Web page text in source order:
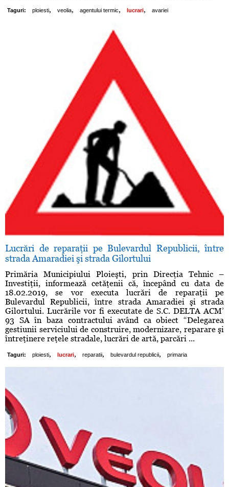
Taguri: ploiesti, veolia, agentului termic, lucrari, avariei
Lucrări de reparaţii pe Bulevardul Republicii, între
strada Amaradiei şi strada Gilortului
Primăria Municipiului Ploieşti, prin Direcţia Tehnic –
Investiţii, informează cetăţenii că, începând cu data de
18.02.2019, se vor executa lucrări de reparaţii pe
Bulevardul Republicii, între strada Amaradiei şi strada
Gilortului. Lucrările vor fi executate de S.C. DELTA ACM’
93 SA în baza contractului având ca obiect “Delegarea
gestiunii serviciului de construire, modernizare, reparare şi
întreţinere reţele stradale, lucrări de artă, parcări ...
Taguri: ploiesti, lucrari, reparatii, bulevardul republicii, primaria